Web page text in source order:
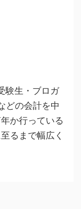
験生・ブロガ
どの会計を中
か行っている
るまで幅広く